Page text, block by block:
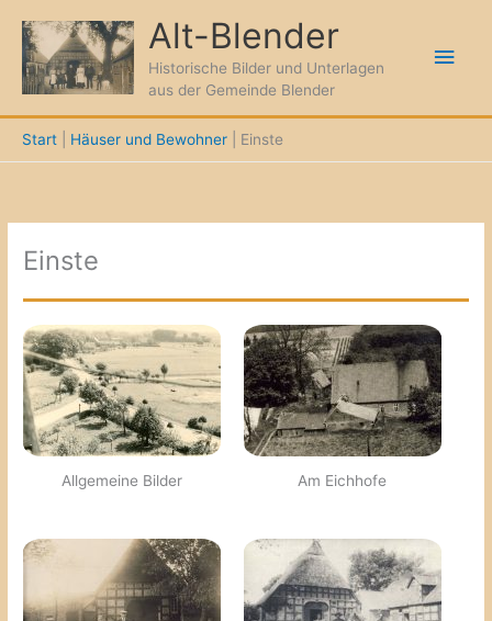
Inhalt
springen
Alt-Blender
Historische Bilder und Unterlagen
aus der Gemeinde Blender
Start Häuser und Bewohner Einste
Einste
Allgemeine Bilder Am Eichhofe